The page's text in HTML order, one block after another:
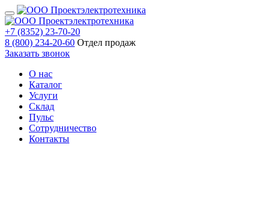
+7 (8352) 23-70-20
8 (800) 234-20-60 Отдел продаж
Заказать звонок
О нас
Каталог
Услуги
Склад
Пульс
Сотрудничество
Контакты